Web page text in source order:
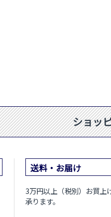
ショッ
送料・お届け
3万円以上（税別）お買上
承ります。